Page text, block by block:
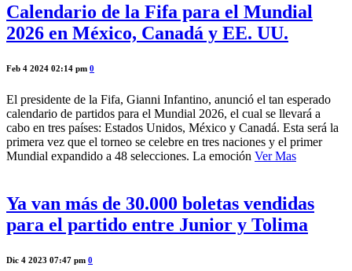
Calendario de la Fifa para el Mundial
2026 en México, Canadá y EE. UU.
Feb 4 2024 02:14 pm 0
El presidente de la Fifa, Gianni Infantino, anunció el tan esperado
calendario de partidos para el Mundial 2026, el cual se llevará a
cabo en tres países: Estados Unidos, México y Canadá. Esta será la
primera vez que el torneo se celebre en tres naciones y el primer
Mundial expandido a 48 selecciones. La emoción Ver Mas
Ya van más de 30.000 boletas vendidas
para el partido entre Junior y Tolima
Dic 4 2023 07:47 pm 0